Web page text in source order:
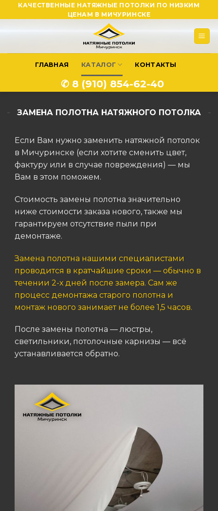
to
КАЧЕСТВЕННЫЕ НАТЯЖНЫЕ ПОТОЛКИ ПО НИЗКИМ
ЦЕНАМ В МИЧУРИНСКЕ
ГЛАВНАЯ КАТАЛОГ КОНТАКТЫ
✆ 8 (910) 854-62-40
ЗАМЕНА ПОЛОТНА НАТЯЖНОГО ПОТОЛКА
Если Вам нужно заменить натяжной потолок
в Мичуринске (если хотите сменить цвет,
фактуру или в случае повреждения) — мы
Вам в этом поможем.
Стоимость замены полотна значительно
ниже стоимости заказа нового, также мы
гарантируем отсутствие пыли при
демонтаже.
Замена полотна нашими специалистами
проводится в кратчайшие сроки — обычно в
течении 2-х дней после замера. Сам же
процесс демонтажа старого полотна и
монтаж нового занимает не более 1,5 часов.
После замены полотна — люстры,
светильники, потолочные карнизы — всё
устанавливается обратно.